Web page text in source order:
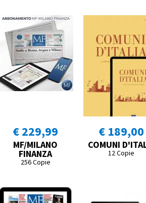
€ 229,99
MF/MILANO
FINANZA
256 Copie
€ 189,00
COMUNI
12 Copie